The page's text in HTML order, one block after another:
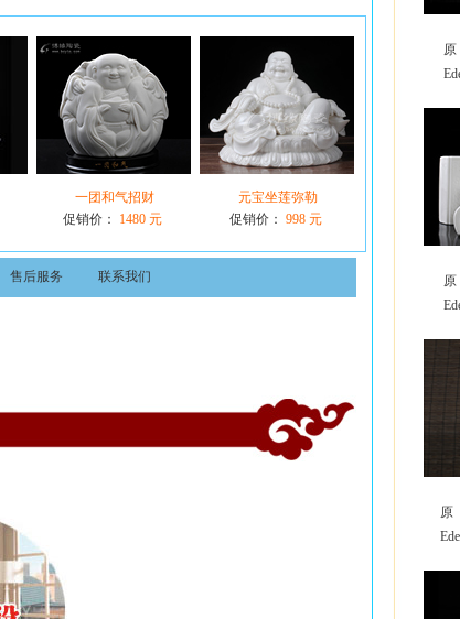
一团和气招财
促销价：
1480 元
元宝坐莲弥勒
促销价： 998 元
售后服务 联系我们